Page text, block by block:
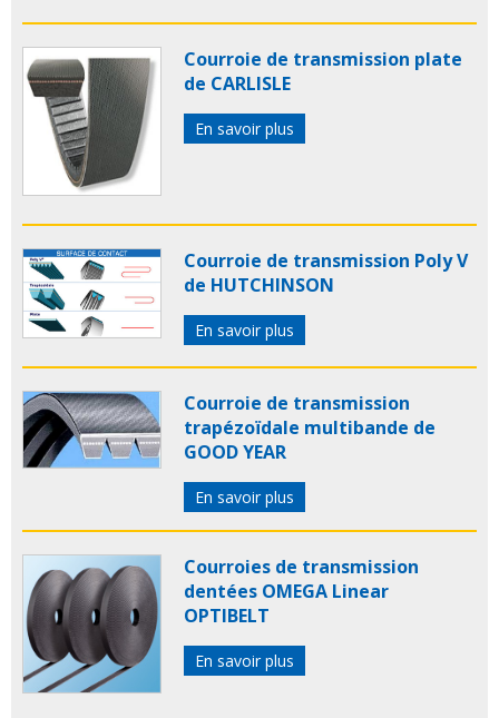
Courroie de transmission plate
de CARLISLE
En savoir plus
Courroie de transmission Poly V
de HUTCHINSON
En savoir plus
Courroie de transmission
trapézoïdale multibande de
GOOD YEAR
En savoir plus
Courroies de transmission
dentées OMEGA Linear
OPTIBELT
En savoir plus